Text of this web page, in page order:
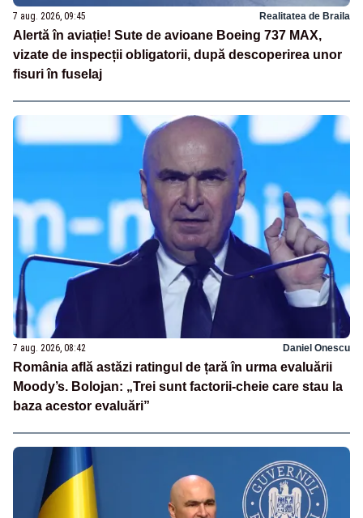
7 aug. 2026, 09:45 Realitatea de Braila
Alertă în aviație! Sute de avioane Boeing 737 MAX,
vizate de inspecții obligatorii, după descoperirea unor
fisuri în fuselaj
7 aug. 2026, 08:42 Daniel Onescu
România află astăzi ratingul de țară în urma evaluării
Moody’s. Bolojan: „Trei sunt factorii-cheie care stau la
baza acestor evaluări”